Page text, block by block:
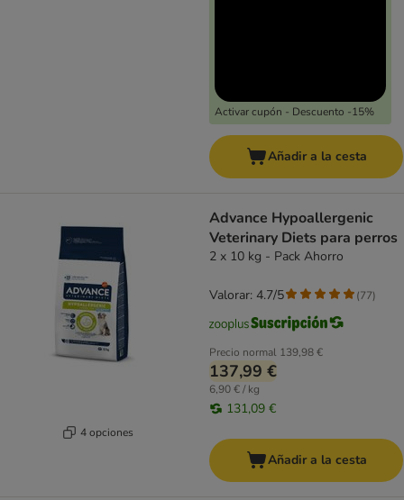
Activar cupón - Descuento -15%
Añadir a la cesta
4 opciones
Advance Hypoallergenic
Veterinary Diets para perros
2 x 10 kg - Pack Ahorro
Precio normal 139,98 €
137,99 €
6,90 € / kg
131,09 €
Valorar: 4.7/5 (77)
Añadir a la cesta